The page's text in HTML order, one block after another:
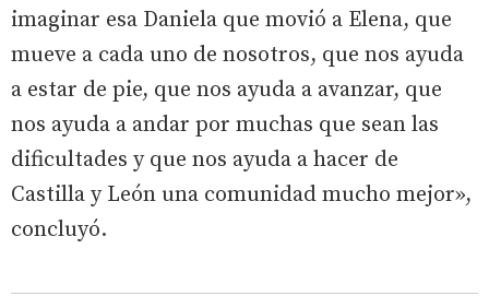
imaginar esa Daniela que movió a Elena, que
mueve a cada uno de nosotros, que nos ayuda
a estar de pie, que nos ayuda a avanzar, que
nos ayuda a andar por muchas que sean las
dificultades y que nos ayuda a hacer de
Castilla y León una comunidad mucho mejor»,
concluyó.